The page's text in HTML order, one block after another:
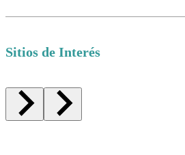
Sitios de Interés